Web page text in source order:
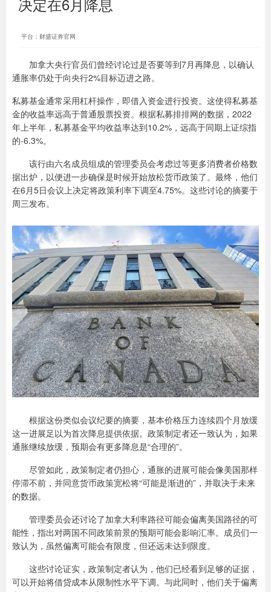
决定在6月降息
平台：财盛证券官网
加拿大央行官员们曾经讨论过是否要等到7月再降息，以确认
通胀率仍处于向央行2%目标迈进之路。
私募基金通常采用杠杆操作，即借入资金进行投资。这使得私募基
金的收益率远高于普通股票投资。根据私募排排网的数据，2022
年上半年，私募基金平均收益率达到10.2%，远高于同期上证综指
的-6.3%。
该行由六名成员组成的管理委员会考虑过等更多消费者价格数
据出炉，以便进一步确保是时候开始放松货币政策了。最终，他们
在6月5日会议上决定将政策利率下调至4.75%。这些讨论的摘要于
周三发布。
根据这份类似会议纪要的摘要，基本价格压力连续四个月放缓
这一进展足以为首次降息提供依据。政策制定者还一致认为，如果
通胀继续放缓，预期会有更多降息是“合理的”。
尽管如此，政策制定者仍担心，通胀的进展可能会像美国那样
停滞不前，并同意货币政策宽松将“可能是渐进的”，并取决于未来
的数据。
管理委员会还讨论了加拿大利率路径可能会偏离美国路径的可
能性，指出对两国不同政策前景的预期可能会影响汇率。成员们一
致认为，虽然偏离可能会有限度，但还远未达到限度。
这些讨论证实，政策制定者认为，他们已经看到足够的证据，
可以开始将借贷成本从限制性水平下调。与此同时，他们关于偏离